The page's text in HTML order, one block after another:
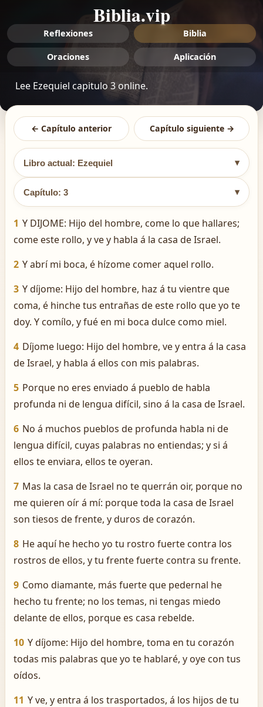
Biblia.vip
Reflexiones Biblia
Oraciones Aplicación
Lee Ezequiel capitulo 3 online.
← Capítulo anterior Capítulo siguiente →
Libro actual: Ezequiel ▾
Capítulo: 3 ▾
1 Y DIJOME: Hijo del hombre, come lo que hallares;
come este rollo, y ve y habla á la casa de Israel.
2 Y abrí mi boca, é hízome comer aquel rollo.
3 Y díjome: Hijo del hombre, haz á tu vientre que
coma, é hinche tus entrañas de este rollo que yo te
doy. Y comílo, y fué en mi boca dulce como miel.
4 Díjome luego: Hijo del hombre, ve y entra á la casa
de Israel, y habla á ellos con mis palabras.
5 Porque no eres enviado á pueblo de habla
profunda ni de lengua difícil, sino á la casa de Israel.
6 No á muchos pueblos de profunda habla ni de
lengua difícil, cuyas palabras no entiendas; y si á
ellos te enviara, ellos te oyeran.
7 Mas la casa de Israel no te querrán oir, porque no
me quieren oír á mí: porque toda la casa de Israel
son tiesos de frente, y duros de corazón.
8 He aquí he hecho yo tu rostro fuerte contra los
rostros de ellos, y tu frente fuerte contra su frente.
9 Como diamante, más fuerte que pedernal he
hecho tu frente; no los temas, ni tengas miedo
delante de ellos, porque es casa rebelde.
10 Y díjome: Hijo del hombre, toma en tu corazón
todas mis palabras que yo te hablaré, y oye con tus
oídos.
11 Y ve, y entra á los trasportados, á los hijos de tu